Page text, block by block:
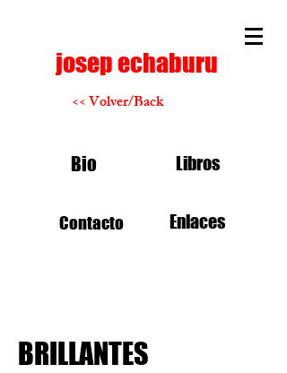
josep echaburu
<< Volver/Back
Bio Libros
Enlaces
Contacto
BRILLANTES